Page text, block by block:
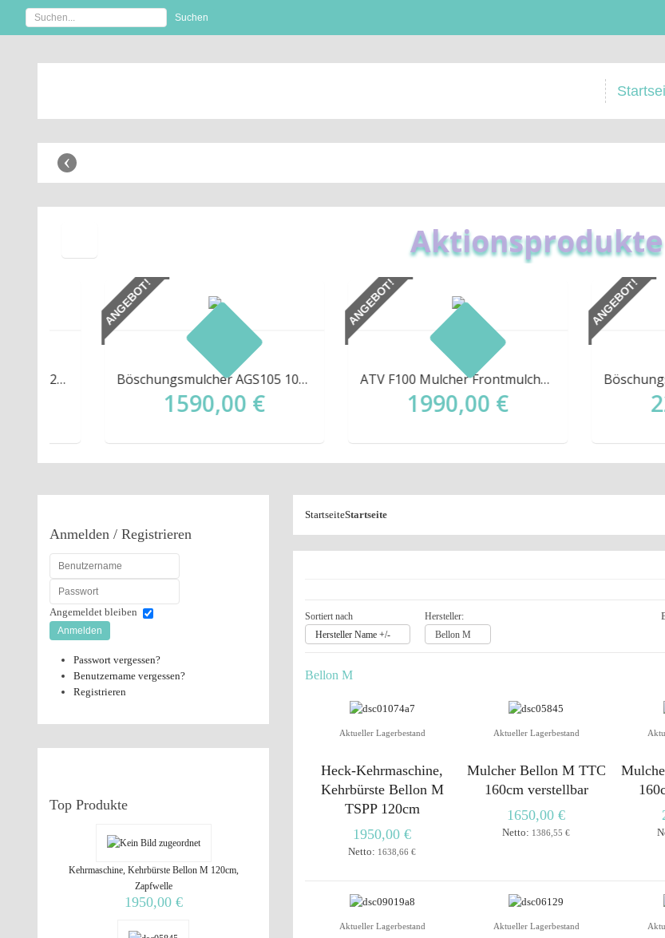
‹
Aktionsprodukte
ANGEBOT!
Böschungsmulcher AGS105 105cm Böschungsmulcher Mulcher Schlegelmulcher
1590,00 €
ANGEBOT!
ATV F100 Mulcher Frontmulcher Quad Mähwerk 100cm NEU PKW UTV
1990,00 €
ANGEBOT!
StartseiteStartseite
Sortiert nach
Hersteller Name +/-
Hersteller:
Bellon M
Bellon M
Aktueller Lagerbestand
Heck-Kehrmaschine,
Kehrbürste Bellon M
TSPP 120cm
1950,00 €
Netto: 1638,66 €
Aktueller Lagerbestand
Mulcher Bellon M TTC
160cm verstellbar
1650,00 €
Netto: 1386,55 €
Aktueller Lagerbestand Aktueller Lagerbestand
Anmelden / Registrieren
Angemeldet bleiben
Anmelden
Passwort vergessen?
Benutzername vergessen?
Registrieren
Top Produkte
Kehrmaschine, Kehrbürste Bellon M 120cm,
Zapfwelle
1950,00 €